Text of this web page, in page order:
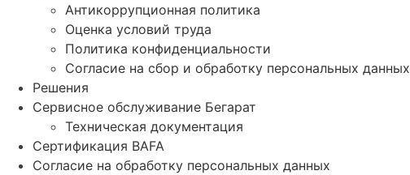
Антикоррупционная политика
Оценка условий труда
Политика конфиденциальности
Согласие на сбор и обработку персональных данных
Решения
Сервисное обслуживание Бегарат
Техническая документация
Сертификация BAFA
Согласие на обработку персональных данных